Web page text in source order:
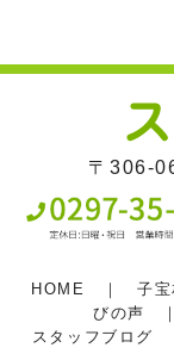
〒306-
HOME ｜子宝
びの声
スタッフブログ